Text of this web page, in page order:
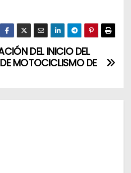
DEL INICIO DEL
MOTOCICLISMO DE